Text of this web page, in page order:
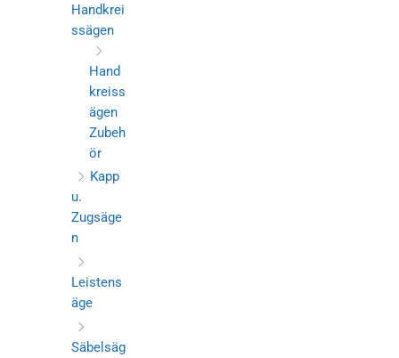
Handkrei
ssägen
Hand
kreiss
ägen
Zubeh
ör
Kapp
u.
Zugsäge
n
Leistens
äge
Säbelsäg